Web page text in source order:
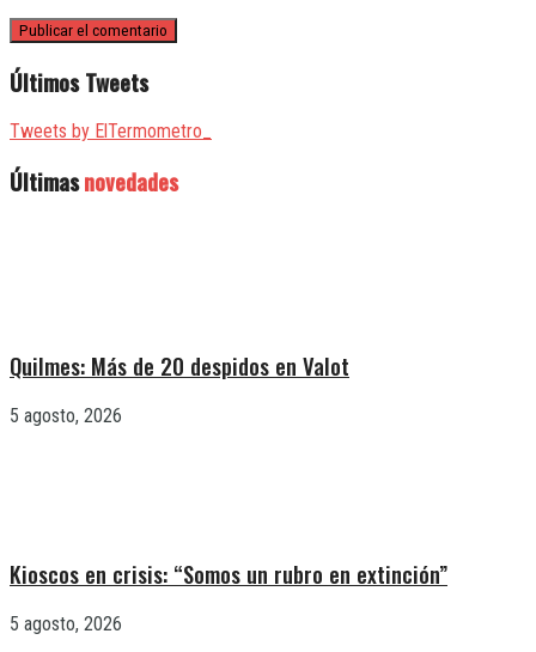
Últimos Tweets
Tweets by ElTermometro_
Últimasnovedades
Quilmes: Más de 20 despidos en Valot
5 agosto, 2026
Kioscos en crisis: “Somos un rubro en extinción”
5 agosto, 2026